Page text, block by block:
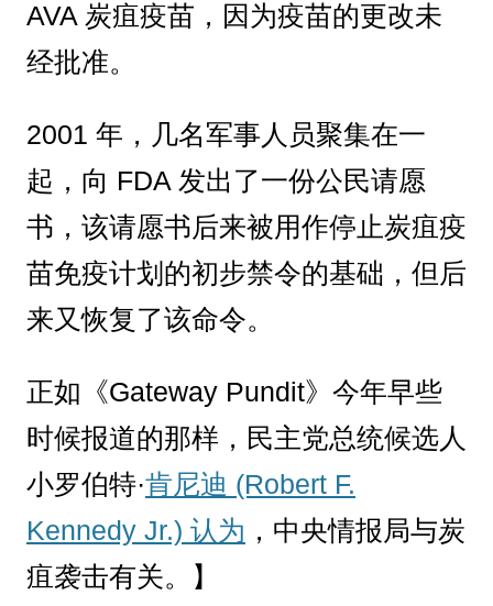
AVA 炭疽疫苗，因为疫苗的更改未
经批准。
2001 年，几名军事人员聚集在一
起，向 FDA 发出了一份公民请愿
书，该请愿书后来被用作停止炭疽疫
苗免疫计划的初步禁令的基础，但后
来又恢复了该命令。
正如《Gateway Pundit》今年早些
时候报道的那样，民主党总统候选人
小罗伯特·肯尼迪 (Robert F.
Kennedy Jr.) 认为 ，中央情报局与炭
疽袭击有关。】